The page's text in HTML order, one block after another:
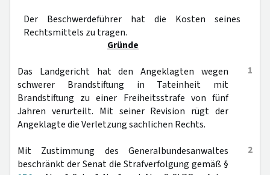
Der Beschwerdeführer hat die Kosten seines
Rechtsmittels zu tragen.
Gründe
1
Das Landgericht hat den Angeklagten wegen
schwerer Brandstiftung in Tateinheit mit
Brandstiftung zu einer Freiheitsstrafe von fünf
Jahren verurteilt. Mit seiner Revision rügt der
Angeklagte die Verletzung sachlichen Rechts.
2
Mit Zustimmung des Generalbundesanwaltes
beschränkt der Senat die Strafverfolgung gemäß §